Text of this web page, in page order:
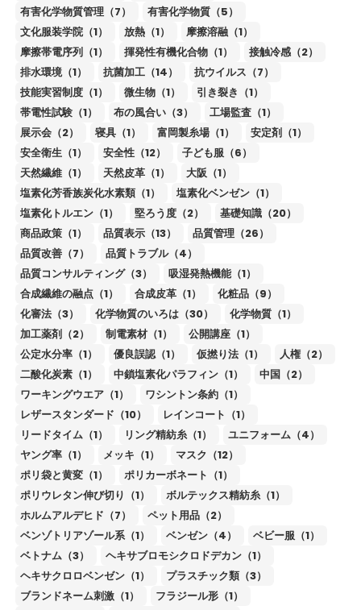
有害化学物質管理（7）
有害化学物質（5）
文化服装学院（1）
放熱（1）
摩擦溶融（1）
摩擦帯電序列（1）
揮発性有機化合物（1）
接触冷感（2）
排水環境（1）
抗菌加工（14）
抗ウイルス（7）
技能実習制度（1）
微生物（1）
引き裂き（1）
帯電性試験（1）
布の風合い（3）
工場監査（1）
展示会（2）
寝具（1） 富岡製糸場（1）
安定剤（1）
安全衛生（1）
安全性（12）
子ども服（6）
天然繊維（1）
天然皮革（1）
大阪（1）
塩素化芳香族炭化水素類（1）
塩素化ベンゼン（1）
塩素化トルエン（1）
堅ろう度（2）
基礎知識（20）
商品政策（1）
品質表示（13）
品質管理（26）
品質改善（7）
品質トラブル（4）
品質コンサルティング（3）
吸湿発熱機能（1）
合成繊維の融点（1）
合成皮革（1）
化粧品（9）
化審法（3）
化学物質のいろは（30）
化学物質（1）
加工薬剤（2）
制電素材（1）
公開講座（1）
公定水分率（1）
優良誤認（1） 仮撚り法（1）
人権（2）
二酸化炭素（1）
中鎖塩素化パラフィン（1）
中国（2）
ワーキングウエア（1）
ワシントン条約（1）
レザースタンダード（10）
レインコート（1）
リードタイム（1）
リング精紡糸（1）
ユニフォーム（4）
ヤング率（1）
メッキ（1）
マスク（12）
ポリ袋と黄変（1）
ポリカーボネート（1）
ポリウレタン伸び切り（1）
ボルテックス精紡糸（1）
ホルムアルデヒド（7）
ペット用品（2）
ベンゾトリアゾール系（1）
ベンゼン（4）
ベビー服（1）
ベトナム（3）
ヘキサブロモシクロドデカン（1）
ヘキサクロロベンゼン（1）
プラスチック類（3）
ブランドネーム刺激（1）
フラジール形（1）